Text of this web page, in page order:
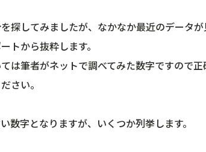
探してみましたが、なかなか最近のデータ
トから抜粋します。
は筆者がネットで調べてみた数字ですので
さい。
数字となりますが、いくつか列挙します。